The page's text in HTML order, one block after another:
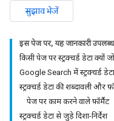
सुझाव भेजें
इस पेज पर, यह जानकारी
किसी पेज पर स्ट्रक्चर्ड डेटा क्यों
Google Search में स्ट्रक्चर्ड
स्ट्रक्चर्ड डेटा की शब्दावली और
पेज पर काम करने वाले फ़ॉर्मैट
स्ट्रक्चर्ड डेटा से जुड़े दिशा-निर्देश